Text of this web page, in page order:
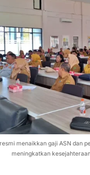
menaikkan gaji ASN dan
meningkatkan